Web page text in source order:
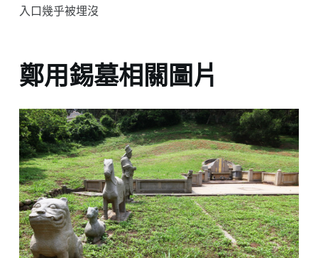
入口幾乎被埋沒
鄭用錫墓相關圖片